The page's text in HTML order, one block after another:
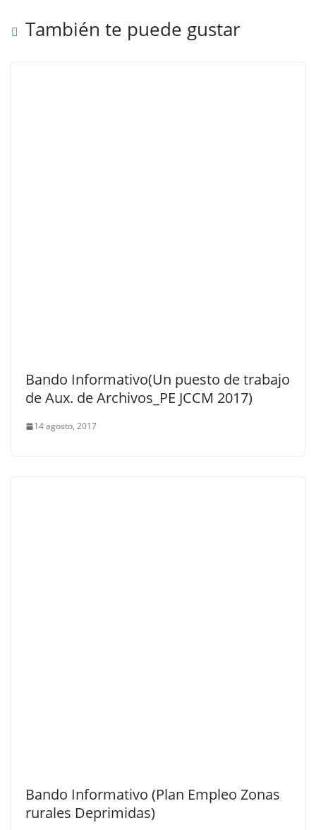
También te puede gustar
Bando Informativo(Un puesto de trabajo
de Aux. de Archivos_PE JCCM 2017)
14 agosto, 2017
Bando Informativo (Plan Empleo Zonas
rurales Deprimidas)